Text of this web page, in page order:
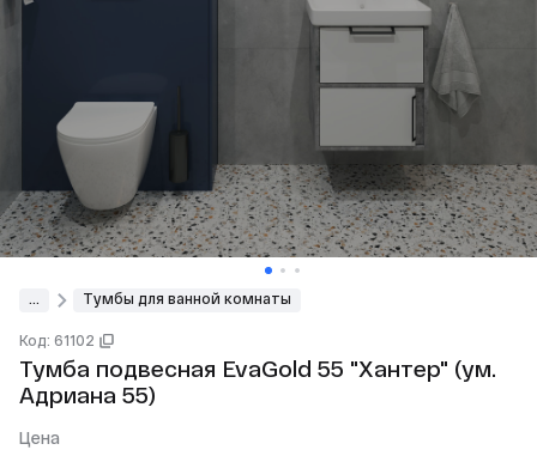
... Тумбы для ванной комнаты
Код: 61102
Тумба подвесная EvaGold 55 "Хантер" (ум.
Адриана 55)
Цена